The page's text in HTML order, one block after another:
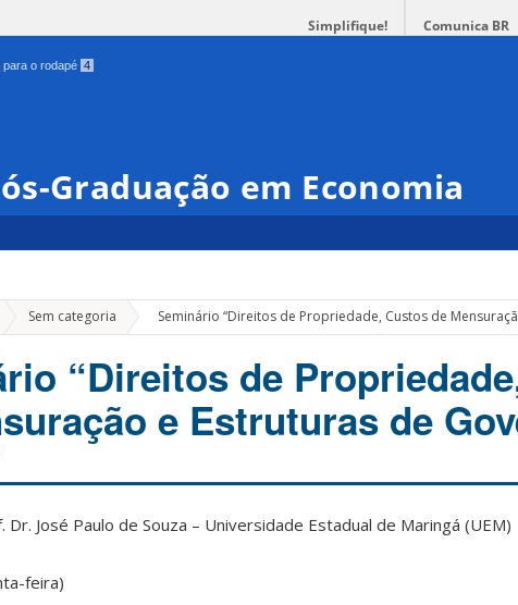
Simplifique! Comunica BR
para o rodapé 4
Graduação em Economia
Sem categoria » Seminário “Direitos de Propriedade, Custos de
“Direitos de
e Estruturas de
José Paulo de Souza – Universidade Estadual de Maringá (UEM)
feira)